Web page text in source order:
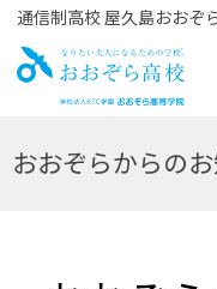
通信制高校 屋久島おおぞ
お
おおぞらからの